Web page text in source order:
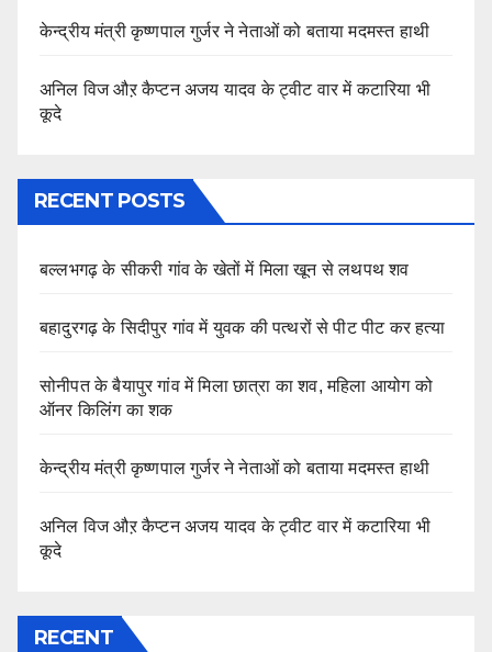
केन्द्रीय मंत्री कृष्णपाल गुर्जर ने नेताओं को बताया मदमस्त हाथी
अनिल विज औऱ कैप्टन अजय यादव के ट्वीट वार में कटारिया भी
कूदे
RECENT POSTS
बल्लभगढ़ के सीकरी गांव के खेतों में मिला खून से लथपथ शव
बहादुरगढ़ के सिदीपुर गांव में युवक की पत्थरों से पीट पीट कर हत्या
सोनीपत के बैयापुर गांव में मिला छात्रा का शव, महिला आयोग को
ऑनर किलिंग का शक
केन्द्रीय मंत्री कृष्णपाल गुर्जर ने नेताओं को बताया मदमस्त हाथी
अनिल विज औऱ कैप्टन अजय यादव के ट्वीट वार में कटारिया भी
कूदे
RECENT